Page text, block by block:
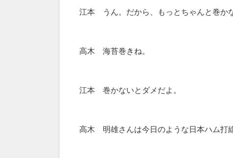
江本 うん。だから、もっとちゃんと巻か
高木 海苔巻きね。
江本 巻かないとダメだよ。
高木 明雄さんは今日のような日本ハム打